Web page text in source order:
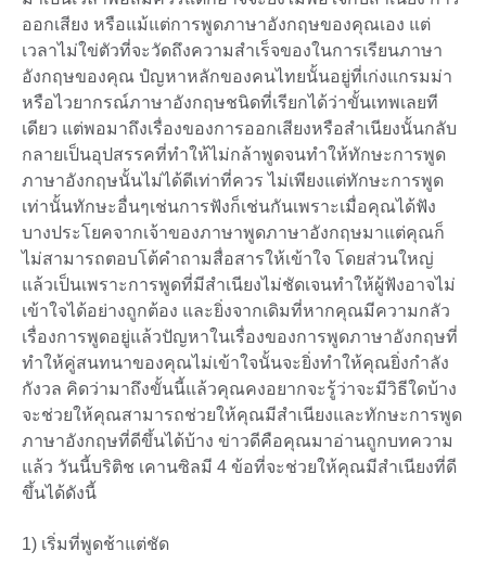
ออกเสียง หรือแม้แต่การพูดภาษาอังกฤษของคุณเอง แต่
เวลาไม่ใข่ตัวที่จะวัดถึงความสำเร็จของในการเรียนภาษา
อังกฤษของคุณ ปํญหาหลักของคนไทยนั้นอยู่ที่เก่งแกรมม่า
หรือไวยากรณ์ภาษาอังกฤษชนิดที่เรียกได้ว่าขั้นเทพเลยที
เดียว แต่พอมาถึงเรื่องของการออกเสียงหรือสำเนียงนั้นกลับ
กลายเป็นอุปสรรคที่ทำให้ไม่กล้าพูดจนทำให้ทักษะการพูด
ภาษาอังกฤษนั้นไม่ได้ดีเท่าที่ควร ไม่เพียงแต่ทักษะการพูด
เท่านั้นทักษะอื่นๆเช่นการฟังก็เช่นกันเพราะเมื่อคุณได้ฟัง
บางประโยคจากเจ้าของภาษาพูดภาษาอังกฤษมาแต่คุณก็
ไม่สามารถตอบโต้คำถามสื่อสารให้เข้าใจ โดยส่วนใหญ่
แล้วเป็นเพราะการพูดที่มีสำเนียงไม่ชัดเจนทำให้ผู้ฟังอาจไม่
เข้าใจได้อย่างถูกต้อง และยิ่งจากเดิมที่หากคุณมีความกลัว
เรื่องการพูดอยู่แล้วปัญหาในเรื่องของการพูดภาษาอังกฤษที่
ทำให้คู่สนทนาของคุณไม่เข้าใจนั้นจะยิ่งทำให้คุณยิ่งกำลัง
กังวล คิดว่ามาถึงขั้นนี้แล้วคุณคงอยากจะรู้ว่าจะมีวิธีใดบ้าง
จะช่วยให้คุณสามารถช่วยให้คุณมีสำเนียงและทักษะการพูด
ภาษาอังกฤษที่ดีขึ้นได้บ้าง ข่าวดีคือคุณมาอ่านถูกบทความ
แล้ว วันนี้บริติช เคานซิลมี 4 ข้อที่จะช่วยให้คุณมีสำเนียงที่ดี
ขึ้นได้ดังนี้
1) เริ่มที่พูดช้าแต่ชัด